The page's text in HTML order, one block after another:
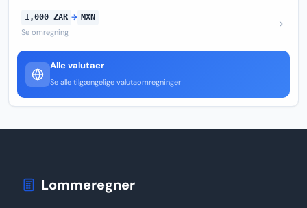
1,000 ZAR → MXN
Se omregning
Alle valutaer
Se alle tilgængelige valutaomregninger
Lommeregner